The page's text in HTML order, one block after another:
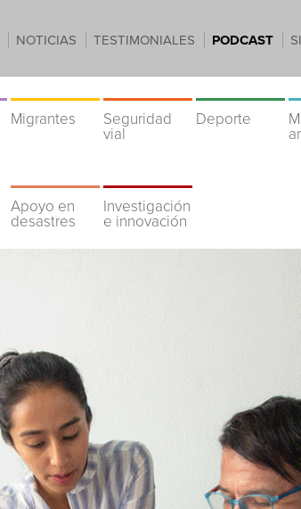
NOTICIAS TESTIMONIALES PODCAST
Migrantes
Seguridad
vial
Deporte
Apoyo en
desastres
Investigación
e innovación